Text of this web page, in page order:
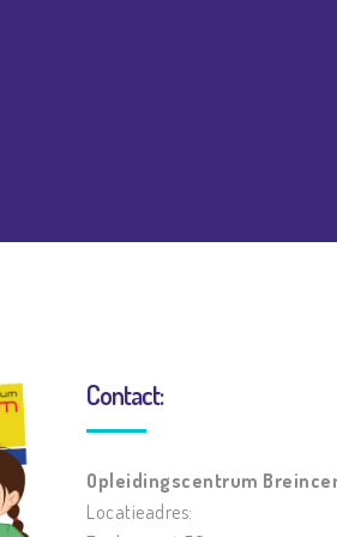
Contact:
Opleidingscentrum
Locatieadres: